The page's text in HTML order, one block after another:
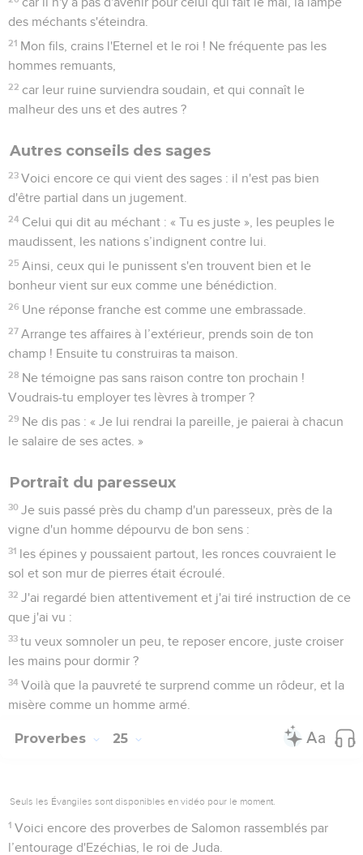
des méchants s'éteindra.
21 Mon fils, crains l'Eternel et le roi ! Ne fréquente pas les
hommes remuants,
22 car leur ruine surviendra soudain, et qui connaît le
malheur des uns et des autres ?
Autres conseils des sages
23 Voici encore ce qui vient des sages : il n'est pas bien
d'être partial dans un jugement.
24 Celui qui dit au méchant : « Tu es juste », les peuples le
maudissent, les nations s’indignent contre lui.
25 Ainsi, ceux qui le punissent s'en trouvent bien et le
bonheur vient sur eux comme une bénédiction.
26 Une réponse franche est comme une embrassade.
27 Arrange tes affaires à l’extérieur, prends soin de ton
champ ! Ensuite tu construiras ta maison.
28 Ne témoigne pas sans raison contre ton prochain !
Voudrais-tu employer tes lèvres à tromper ?
29 Ne dis pas : « Je lui rendrai la pareille, je paierai à chacun
le salaire de ses actes. »
Portrait du paresseux
30 Je suis passé près du champ d'un paresseux, près de la
vigne d'un homme dépourvu de bon sens :
31 les épines y poussaient partout, les ronces couvraient le
sol et son mur de pierres était écroulé.
32 J'ai regardé bien attentivement et j'ai tiré instruction de ce
que j'ai vu :
33 tu veux somnoler un peu, te reposer encore, juste croiser
les mains pour dormir ?
34 Voilà que la pauvreté te surprend comme un rôdeur, et la
misère comme un homme armé.
Proverbes 25
Seuls les Évangiles sont disponibles en vidéo pour le moment.
1 Voici encore des proverbes de Salomon rassemblés par
l’entourage d'Ezéchias, le roi de Juda.